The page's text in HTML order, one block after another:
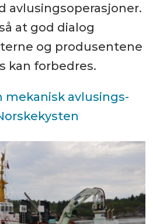
avlusingsoperasjoner.
at god dialog
og produsentene
kan forbedres.
mekanisk avlusings-